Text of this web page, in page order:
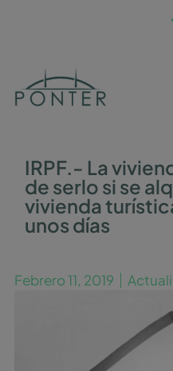
IRPF.- La
de serlo si se
vivienda
unos días
Febrero 11, 2019